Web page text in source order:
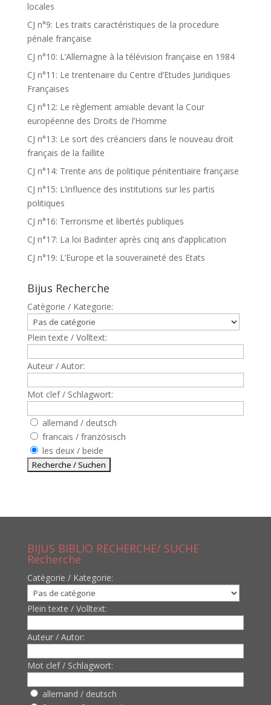
locales
CJ n°9: Les traits caractéristiques de la procedure
pénale française
CJ n°10: L’Allemagne à la télévision française en 1984
CJ n°11: Le trentenaire du Centre d’Etudes Juridiques
Françaises
CJ n°12: Le règlement amiable devant la Cour
européenne des Droits de l’Homme
CJ n°13: Le sort des créanciers dans le nouveau droit
français de la faillite
CJ n°14: Trente ans de politique pénitentiaire française
CJ n°15: L’influence des institutions sur les partis
politiques
CJ n°16: Terrorisme et libertés publiques
CJ n°17: La loi Badinter après cinq ans d’application
CJ n°19: L’Europe et la souveraineté des Etats
Bijus Recherche
Catègorie / Kategorie:
Plein texte / Volltext:
Auteur / Autor:
Mot clef / Schlagwort:
allemand / deutsch
francais / französisch
les deux / beide
BIJUS BIBLIO RECHERCHE/ SUCHE
Recherche
Catègorie / Kategorie:
Plein texte / Volltext:
Auteur / Autor:
Mot clef / Schlagwort:
allemand / deutsch